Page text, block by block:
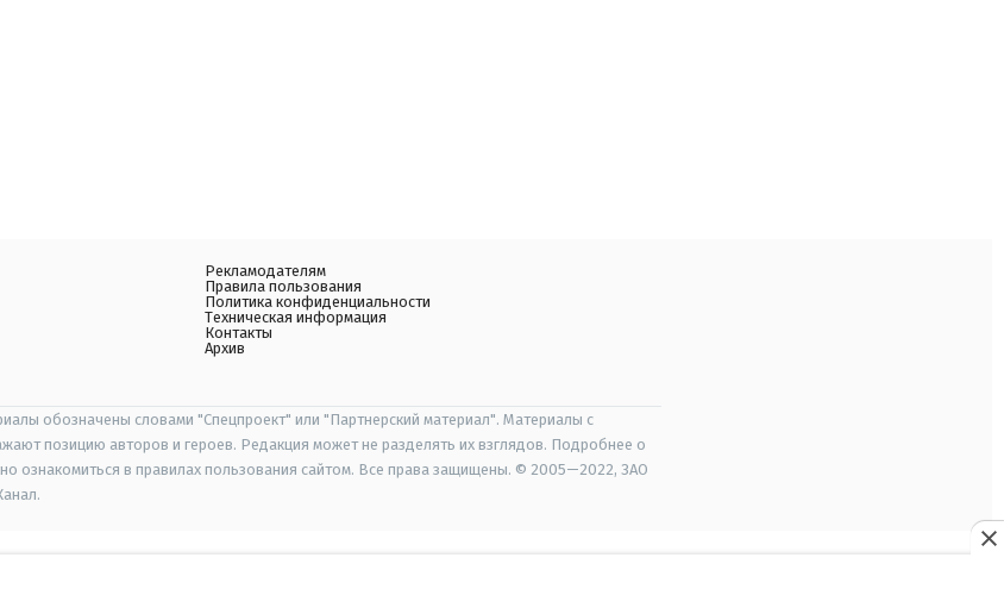
Рекламодателям
Правила пользования
Политика конфиденциальности
Техническая информация
Контакты
Архив
обозначены словами "Спецпроект" или "Партнерский материал". Материалы с
позицию авторов и героев. Редакция может не разделять их взглядов. Подробнее о
ознакомиться в правилах пользования сайтом. Все права защищены. © 2005—2022, ЗАО